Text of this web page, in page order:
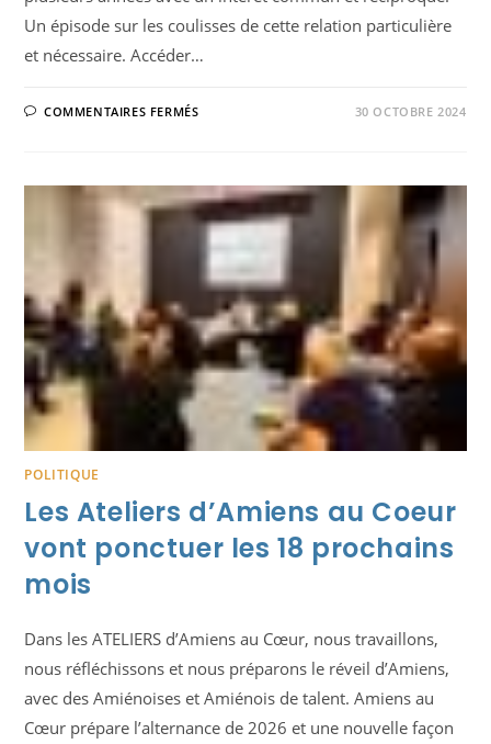
Un épisode sur les coulisses de cette relation particulière
et nécessaire. Accéder…
COMMENTAIRES FERMÉSSUR
EST
EN
LIGNE.
MES
RELATIONS
AVEC
LA
PRESSE
LOCALE.
30 OCTOBRE 2024
POLITIQUE
Les Ateliers d’Amiens au Coeur
vont ponctuer les 18 prochains
mois
Dans les ATELIERS d’Amiens au Cœur, nous travaillons,
nous réfléchissons et nous préparons le réveil d’Amiens,
avec des Amiénoises et Amiénois de talent. Amiens au
Cœur prépare l’alternance de 2026 et une nouvelle façon